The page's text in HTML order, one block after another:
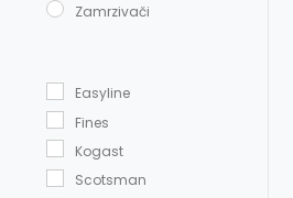
Zamrzivači
Easyline
Fines
Kogast
Scotsman